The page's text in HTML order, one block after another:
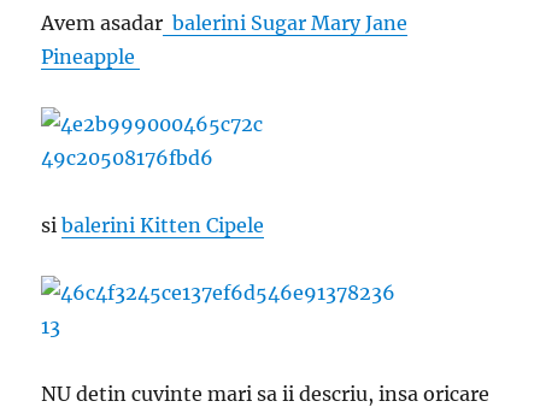
Avem asadar balerini Sugar Mary Jane
Pineapple
sibalerini Kitten Cipele
NU detin cuvinte mari sa ii descriu, insa oricare